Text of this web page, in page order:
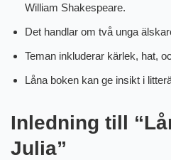
William Shakespeare.
Det handlar om två unga
Teman inkluderar kärlek, hat,
Låna boken kan ge insikt i
Inledning till
Julia”